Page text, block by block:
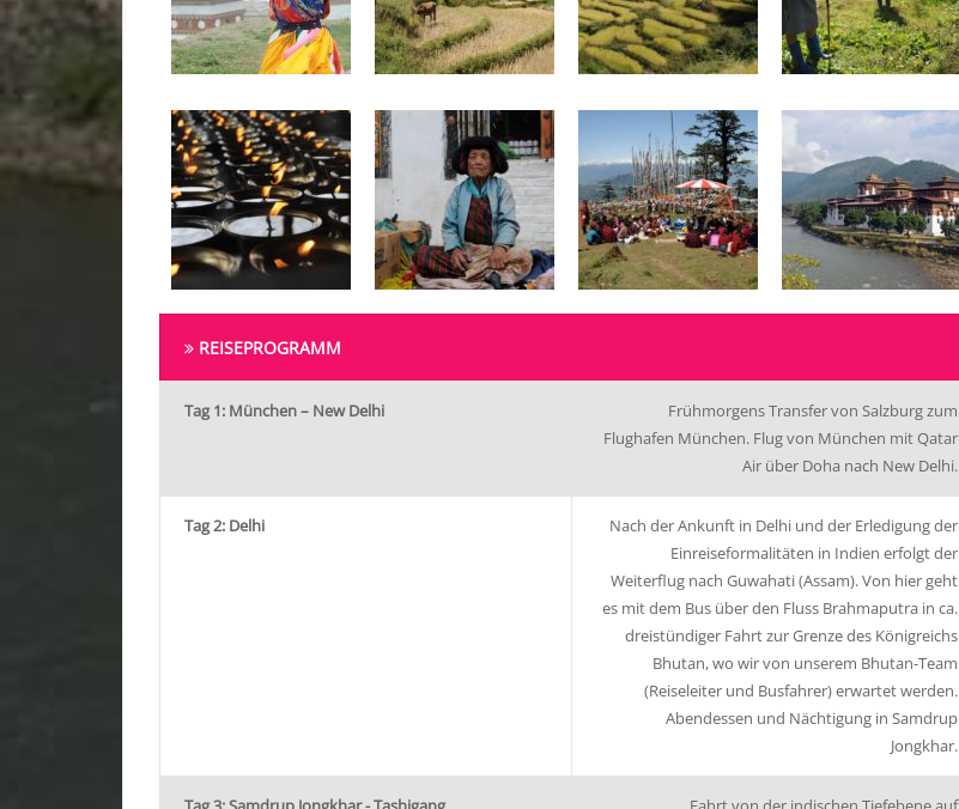
REISEPROGRAMM
Tag 1: München – New Delhi
Frühmorgens Transfer von Salzburg zum
Flughafen München. Flug von München mit Qatar
Air über Doha nach New Delhi.
Tag 2: Delhi
Nach der Ankunft in Delhi und der Erledigung der
Einreiseformalitäten in Indien erfolgt der
Weiterflug nach Guwahati (Assam). Von hier geht
es mit dem Bus über den Fluss Brahmaputra in ca.
dreistündiger Fahrt zur Grenze des Königreichs
Bhutan, wo wir von unserem Bhutan-Team
(Reiseleiter und Busfahrer) erwartet werden.
Abendessen und Nächtigung in Samdrup
Jongkhar.